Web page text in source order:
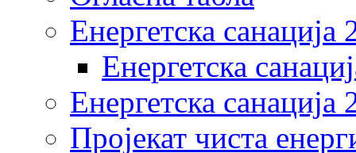
Енергетска санација
Енергетска
Енергетска
Пројекат чиста